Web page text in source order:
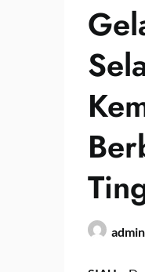
admin,